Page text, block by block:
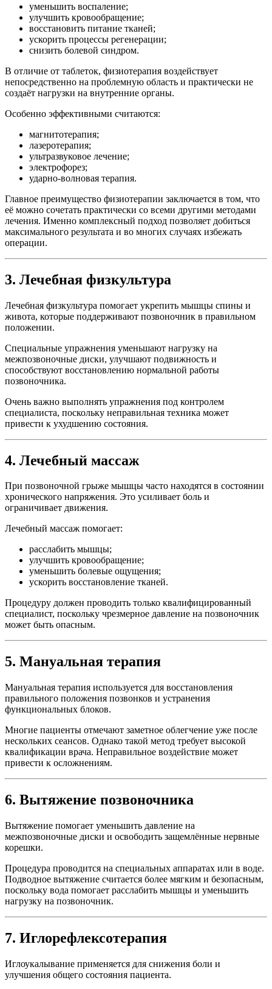
уменьшить воспаление;
улучшить кровообращение;
восстановить питание тканей;
ускорить процессы регенерации;
снизить болевой синдром.
В отличие от таблеток, физиотерапия воздействует
непосредственно на проблемную область и практически не
создаёт нагрузки на внутренние органы.
Особенно эффективными считаются:
магнитотерапия;
лазеротерапия;
ультразвуковое лечение;
электрофорез;
ударно-волновая терапия.
Главное преимущество физиотерапии заключается в том, что
её можно сочетать практически со всеми другими методами
лечения. Именно комплексный подход позволяет добиться
максимального результата и во многих случаях избежать
операции.
3. Лечебная физкультура
Лечебная физкультура помогает укрепить мышцы спины и
живота, которые поддерживают позвоночник в правильном
положении.
Специальные упражнения уменьшают нагрузку на
межпозвоночные диски, улучшают подвижность и
способствуют восстановлению нормальной работы
позвоночника.
Очень важно выполнять упражнения под контролем
специалиста, поскольку неправильная техника может
привести к ухудшению состояния.
4. Лечебный массаж
При позвоночной грыже мышцы часто находятся в состоянии
хронического напряжения. Это усиливает боль и
ограничивает движения.
Лечебный массаж помогает:
расслабить мышцы;
улучшить кровообращение;
уменьшить болевые ощущения;
ускорить восстановление тканей.
Процедуру должен проводить только квалифицированный
специалист, поскольку чрезмерное давление на позвоночник
может быть опасным.
5. Мануальная терапия
Мануальная терапия используется для восстановления
правильного положения позвонков и устранения
функциональных блоков.
Многие пациенты отмечают заметное облегчение уже после
нескольких сеансов. Однако такой метод требует высокой
квалификации врача. Неправильное воздействие может
привести к осложнениям.
6. Вытяжение позвоночника
Вытяжение помогает уменьшить давление на
межпозвоночные диски и освободить защемлённые нервные
корешки.
Процедура проводится на специальных аппаратах или в воде.
Подводное вытяжение считается более мягким и безопасным,
поскольку вода помогает расслабить мышцы и уменьшить
нагрузку на позвоночник.
7. Иглорефлексотерапия
Иглоукалывание применяется для снижения боли и
улучшения общего состояния пациента.